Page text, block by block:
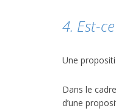
4. Est-
Une
Dans le
d’une